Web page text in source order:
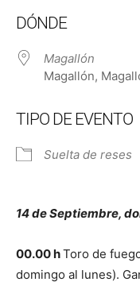
DÓNDE
Magallón
Magallón,
TIPO DE EVENTO
Suelta de reses
14 de Septiembre,
00.00 hToro de
domingo al lunes).